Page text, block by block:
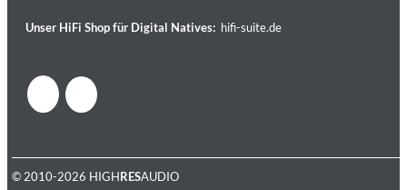
Unser HiFi Shop für Digital Natives: hifi-suite.de
© 2010-2026 HIGHRESAUDIO